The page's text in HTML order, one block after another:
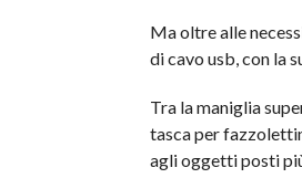
Ma oltre alle
di cavo usb, con la
Tra la maniglia
tasca per
agli oggetti posti